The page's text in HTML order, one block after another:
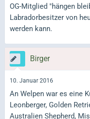
OG-Mitglied "hängen
Labradorbesitzer von
werden kann.
Birger
10. Januar 2016
An Welpen war es eine
Leonberger, Golden
Australien Shepherd,